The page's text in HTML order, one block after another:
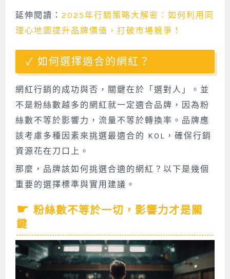
延伸閱讀： 2025年行銷策略大解密：如何利用同
理心地圖提升品牌價值，打破市場競爭！
如何選擇適合的網紅？
網紅行銷的成功與否，關鍵在於「選對人」。並
不是粉絲數越多的網紅就一定適合品牌，因為粉
絲數不等於影響力，流量不等於轉換率。品牌應
該考慮多種因素來挑選最適合的 KOL，確保行銷
資源花在刀口上。
那麼，品牌該如何挑選合適的網紅？以下是幾個
重要的選擇標準與實用建議。
粉絲數不等於一切，影響力才是關
鍵